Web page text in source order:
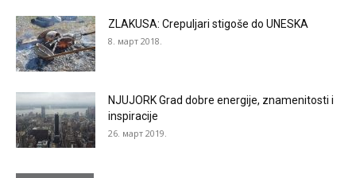
ZLAKUSA: Crepuljari stigoše do UNESKA
8. март 2018.
NJUJORK Grad dobre energije, znamenitosti i
inspiracije
26. март 2019.